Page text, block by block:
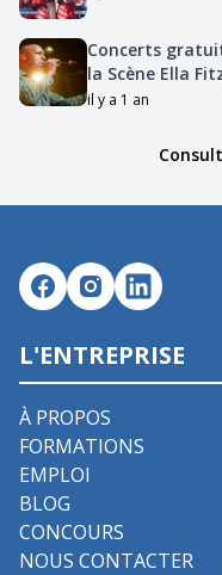
Concerts
la Scène Ella
il y a 1 an
L'ENTREPRISE
À PROPOS
FORMATIONS
EMPLOI
BLOG
CONCOURS
NOUS CONTACTER